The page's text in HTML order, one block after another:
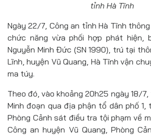
tỉnh Hà Tĩnh
Ngày 22/7, Công an tỉnh Hà Tĩnh
chức năng vừa phối hợp phát hiện,
Nguyễn Minh Đức (SN 1990), trú tại
Lĩnh, huyện Vũ Quang, Hà Tĩnh vận
ma túy.
Theo đó, vào khoảng 20h25 ngày 18/
Minh đoạn qua địa phận tổ dân phố 1,
Phòng Cảnh sát điều tra tội phạm về
Công an huyện Vũ Quang, Phòng